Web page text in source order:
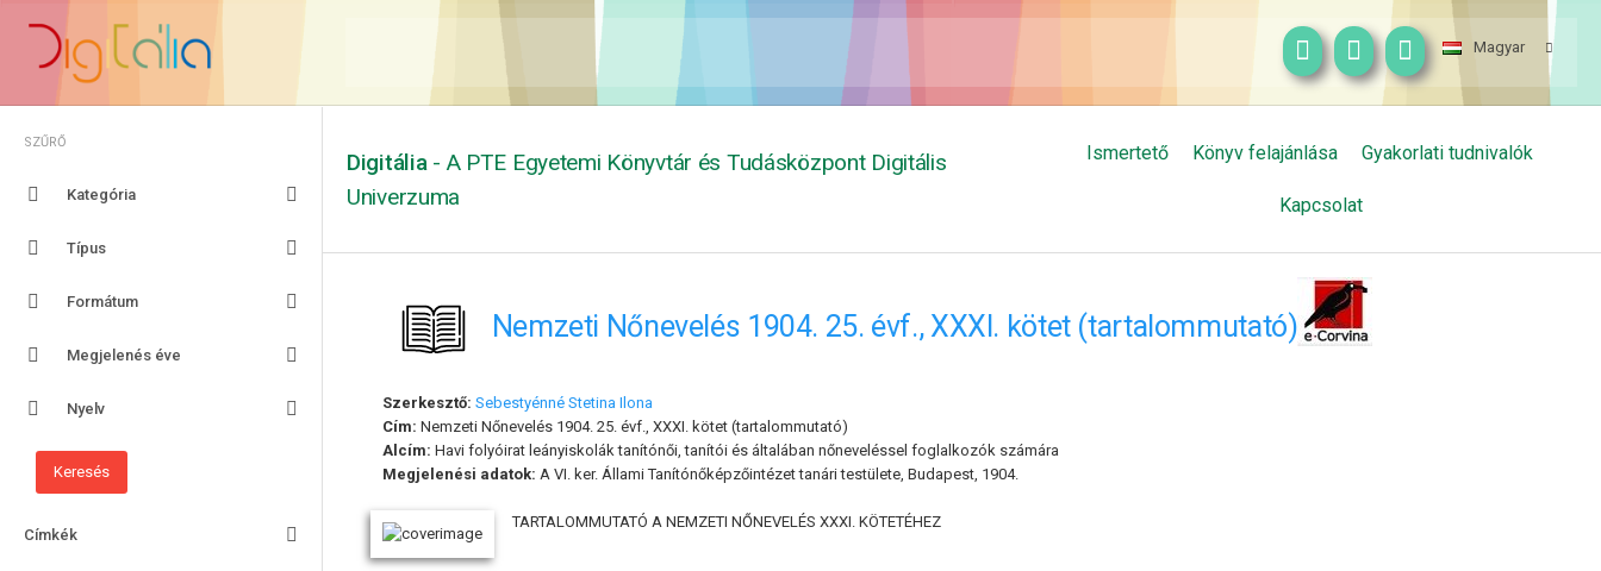
Magyar
SZŰRŐ
Kategória
Típus
Formátum
Megjelenés éve
Nyelv
Címkék
Digitália - A PTE Egyetemi Könyvtár és Tudásközpont Digitális
Univerzuma
Ismertető Könyv felajánlása Gyakorlati tudnivalók
Kapcsolat
Nemzeti Nőnevelés 1904. 25. évf., XXXI. kötet (tartalommutató)
Szerkesztő: Sebestyénné Stetina Ilona
Cím: Nemzeti Nőnevelés 1904. 25. évf., XXXI. kötet (tartalommutató)
Alcím: Havi folyóirat leányiskolák tanítónői, tanítói és általában nőneveléssel foglalkozók számára
Megjelenési adatok: A VI. ker. Állami Tanítónőképzőintézet tanári testülete, Budapest, 1904.
TARTALOMMUTATÓ A NEMZETI NŐNEVELÉS XXXI. KÖTETÉHEZ